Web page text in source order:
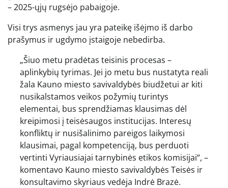
– 2025-ųjų rugsėjo pabaigoje.
Visi trys asmenys jau yra pateikę išėjmo iš darbo
prašymus ir ugdymo įstaigoje nebedirba.
„Šiuo metu pradėtas teisinis procesas –
aplinkybių tyrimas. Jei jo metu bus nustatyta reali
žala Kauno miesto savivaldybės biudžetui ar kiti
nusikalstamos veikos požymių turintys
elementai, bus sprendžiamas klausimas dėl
kreipimosi į teisėsaugos institucijas. Interesų
konfliktų ir nusišalinimo pareigos laikymosi
klausimai, pagal kompetenciją, bus perduoti
vertinti Vyriausiajai tarnybinės etikos komisijai“, –
komentavo Kauno miesto savivaldybės Teisės ir
konsultavimo skyriaus vedėja Indrė Brazė.